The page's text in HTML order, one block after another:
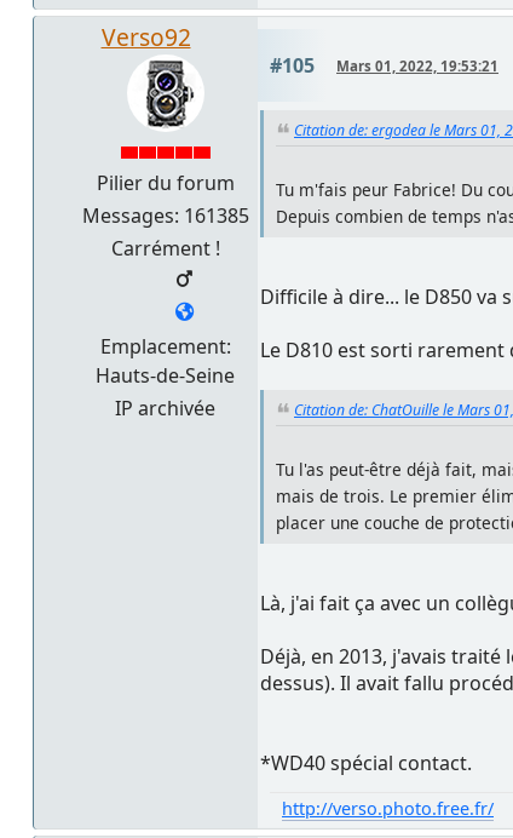
Verso92
Pilier du forum
Messages: 161385
Carrément !
Emplacement:
Hauts-de-Seine
IP archivée
#105 Mars 01, 2022, 19:53:21
Citation de: ergodea le Mars 01,
Tu m'fais peur Fabrice! Du
Depuis combien de temps
Difficile à dire... le D850 va
Le D810 est sorti rarement
Citation de: ChatOuille le Mars
Tu l'as peut-être déjà fait,
mais de trois. Le premier
placer une couche de
Là, j'ai fait ça avec un
Déjà, en 2013, j'avais
dessus). Il avait fallu
*WD40 spécial contact.
http://verso.photo.free.fr/